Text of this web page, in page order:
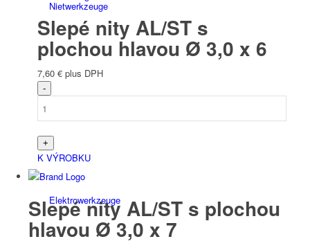
Niet­werk­zeuge
Elektro­werk­zeuge
Slepé nity AL/ST s
plochou hlavou Ø 3,0 x 6
7,60 € plus DPH
K VÝROBKU
Slepé nity AL/ST s plochou
hlavou Ø 3,0 x 7